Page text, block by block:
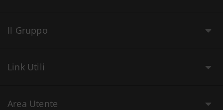
Il Gruppo
Link Utili
Area Utente